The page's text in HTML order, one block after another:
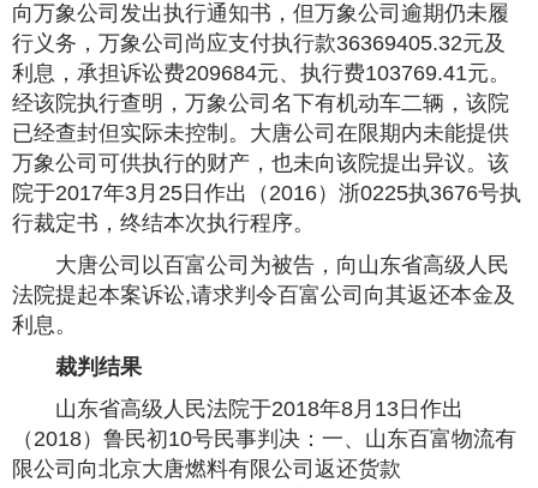
向万象公司发出执行通知书，但万象公司逾期仍未履
行义务，万象公司尚应支付执行款36369405.32元及
利息，承担诉讼费209684元、执行费103769.41元。
经该院执行查明，万象公司名下有机动车二辆，该院
已经查封但实际未控制。大唐公司在限期内未能提供
万象公司可供执行的财产，也未向该院提出异议。该
院于2017年3月25日作出（2016）浙0225执3676号执
行裁定书，终结本次执行程序。
大唐公司以百富公司为被告，向山东省高级人民
法院提起本案诉讼,请求判令百富公司向其返还本金及
利息。
裁判结果
山东省高级人民法院于2018年8月13日作出
（2018）鲁民初10号民事判决：一、山东百富物流有
限公司向北京大唐燃料有限公司返还货款